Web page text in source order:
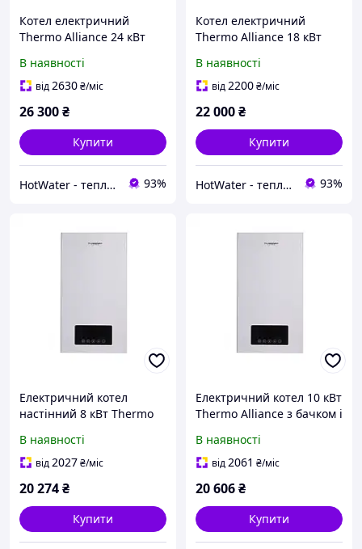
Котел електричний
Thermo Alliance 24 кВт
В наявності
від2630₴/міс
26 300₴
Купити
HotWater - тепло, комфорт та енергія вашого будинку 93%
Котел електричний
Thermo Alliance 18 кВт
В наявності
від2200₴/міс
22 000₴
Купити
HotWater - тепло, комфорт та енергія вашого будинку 93%
Електричний котел
настінний 8 кВт Thermo
розширювальним бачком
В наявності
від2027₴/міс
20 274₴
Купити
Електричний котел 10 кВт
Thermo Alliance з бачком і
В наявності
від2061 ₴/міс
20 606₴
Купити